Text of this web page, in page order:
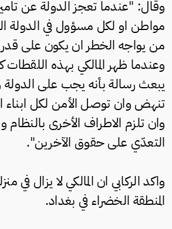
وقال: "عندما تعجز الدولة عن
مواطن او لكل مسؤول في الدولة
من يواجه الخطر ان يكون على قدر
وعندما ظهر المالكي بهذه اللقطات
يبعث رسالة بأنه يجب على
تنهض وان توصل الأمن لكل ابناء
وان تلزم الاطراف الأخرى بالنظام
التعدّي على حقوق الآخرين".
واكد الركابي ان المالكي لا يزال في
المنطقة الخضراء في بغداد.